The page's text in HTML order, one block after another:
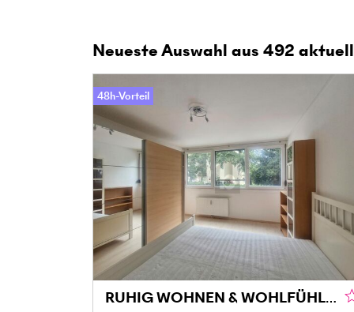
Neueste Auswahl aus 492
48h-Vorteil
RUHIG WOHNEN & WOHLFÜHLEN MIT BALKON IN DER MARIATROSTERSTRASSE